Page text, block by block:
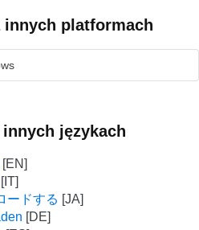
innych platformach
językach
ードする